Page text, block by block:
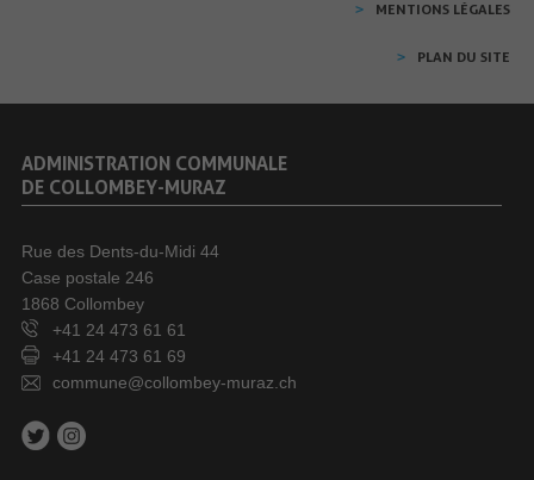
MENTIONS LÉGALES
PLAN DU SITE
ADMINISTRATION COMMUNALE
DE COLLOMBEY-MURAZ
Rue des Dents-du-Midi 44
Case postale 246
1868 Collombey
+41 24 473 61 61
+41 24 473 61 69
commune@collombey-muraz.ch